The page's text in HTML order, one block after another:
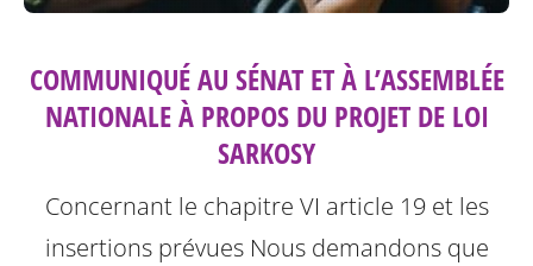
COMMUNIQUÉ AU SÉNAT ET À L’ASSEMBLÉE
NATIONALE À PROPOS DU PROJET DE LOI
SARKOSY
Concernant le chapitre VI article 19 et les
insertions prévues Nous demandons que